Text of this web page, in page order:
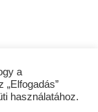
a
„Elfogadás”
használatához.